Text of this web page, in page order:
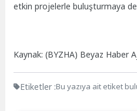
etkin projelerle buluşturmaya
Kaynak: (BYZHA) Beyaz Haber
Etiketler :Bu yazıya ait etiket